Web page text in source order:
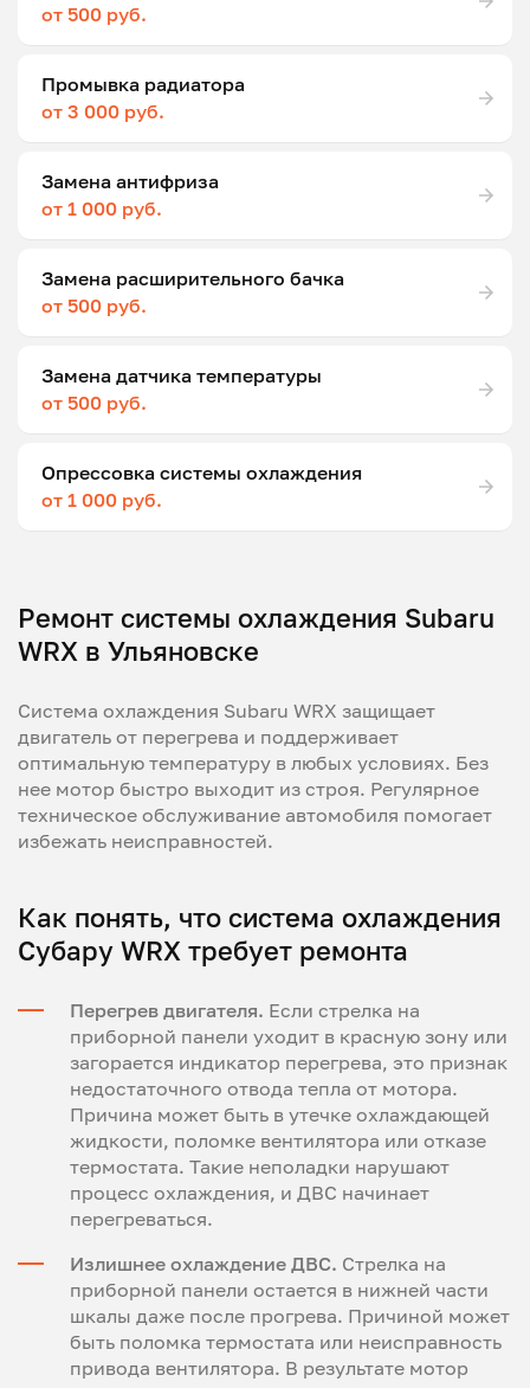
от 500 руб.
Промывка радиатора
от 3 000 руб.
Замена антифриза
от 1 000 руб.
Замена расширительного бачка
от 500 руб.
Замена датчика температуры
от 500 руб.
Опрессовка системы охлаждения
от 1 000 руб.
Ремонт системы охлаждения Subaru
WRX в Ульяновске
Система охлаждения Subaru WRX защищает
двигатель от перегрева и поддерживает
оптимальную температуру в любых условиях. Без
нее мотор быстро выходит из строя. Регулярное
техническое обслуживание автомобиля помогает
избежать неисправностей.
Как понять, что система охлаждения
Субару WRX требует ремонта
Перегрев двигателя. Если стрелка на
приборной панели уходит в красную зону или
загорается индикатор перегрева, это признак
недостаточного отвода тепла от мотора.
Причина может быть в утечке охлаждающей
жидкости, поломке вентилятора или отказе
термостата. Такие неполадки нарушают
процесс охлаждения, и ДВС начинает
перегреваться.
Излишнее охлаждение ДВС. Стрелка на
приборной панели остается в нижней части
шкалы даже после прогрева. Причиной может
быть поломка термостата или неисправность
привода вентилятора. В результате мотор